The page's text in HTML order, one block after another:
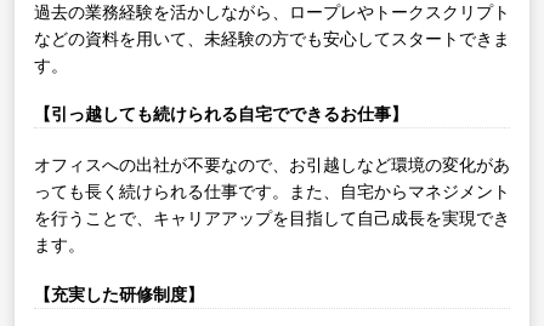
過去の業務経験を活かしながら、ロープレやトークスクリプト
などの資料を用いて、未経験の方でも安心してスタートできま
す。
【引っ越しても続けられる自宅でできるお仕事】
オフィスへの出社が不要なので、お引越しなど環境の変化があ
っても長く続けられる仕事です。また、自宅からマネジメント
を行うことで、キャリアアップを目指して自己成長を実現でき
ます。
【充実した研修制度】